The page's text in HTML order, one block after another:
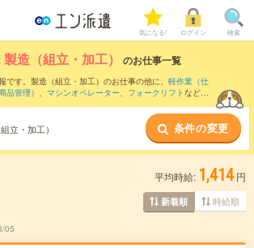
気になる! ログイン 検索
製造（組立・加工） のお仕事一覧
です。製造（組立・加工）のお仕事の他に、 軽作業（仕
品管理） 、 マシンオペレーター、 フォークリフトなどを
製造（組立・加工）のお仕事とは？と
立・加工） 条件の変更
平均時給: 1,414 円
新着順 時給順
05